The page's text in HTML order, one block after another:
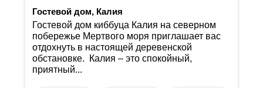
Гостевой дом, Калия
Гостевой дом киббуца Калия на северном
побережье Мертвого моря приглашает вас
отдохнуть в настоящей деревенской
обстановке. Калия ‒ это спокойный,
приятный...